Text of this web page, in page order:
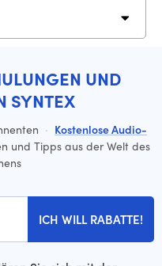
UND
SYNTEX
· Kostenlose Audio-
und Tipps aus der Welt des
ICH WILL RABATTE!